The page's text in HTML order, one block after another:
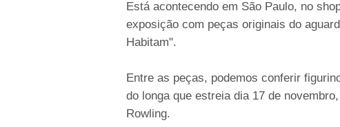
Está acontecendo em São Paulo, no
exposição com peças originais do
Habitam".
Entre as peças, podemos conferir
do longa que estreia dia 17 de
Rowling.